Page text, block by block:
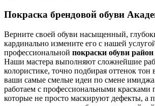
Покраска брендовой обуви
Верните своей обуви насыщенный,
кардинально измените его с нашей
профессиональной покраски обуви
Наши мастера выполняют сложнейшие
колористике, точно подбирая оттенок тон
ваши самые смелые идеи по смене
работаем с профессиональными красками
которые не просто маскируют дефекты, а